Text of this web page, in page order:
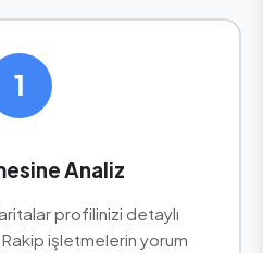
1
Analiz
profilinizi detaylı
işletmelerin yorum